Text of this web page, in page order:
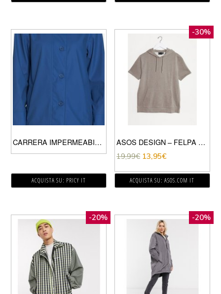
CARRERA IMPERMEABILE CERATA DONNA BLUETTE
ACQUISTA SU: PRICY IT
-30%
ASOS DESIGN – FELPA CON CAPPUCCIO LEGGERA IN TESSUTO ORGANICO MARRONE MÉLANGE
19,99€ 13,95€
ACQUISTA SU: ASOS.COM IT
-20% -20%